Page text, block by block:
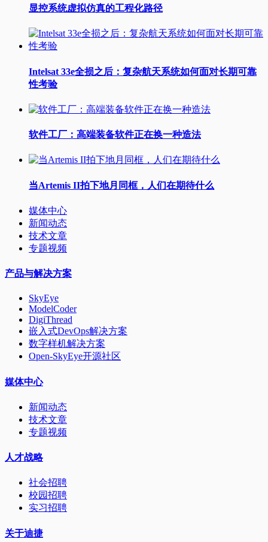
显控系统虚拟仿真的工程化路径
Intelsat 33e全损之后：复杂航天系统如何面对长期可靠
性考验
软件工厂：高端装备软件正在换一种造法
当Artemis II拍下地月同框，人们在期待什么
媒体中心
新闻动态
技术文章
专题视频
产品与解决方案
SkyEye
ModelCoder
DigiThread
嵌入式DevOps解决方案
数字样机解决方案
Open-SkyEye开源社区
媒体中心
新闻动态
技术文章
专题视频
人才战略
社会招聘
校园招聘
实习招聘
关于迪捷